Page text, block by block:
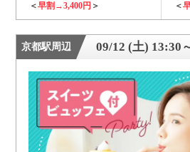
＜早割→3,400円 ＞
＜
京都駅周辺 09/12 (土) 13:30